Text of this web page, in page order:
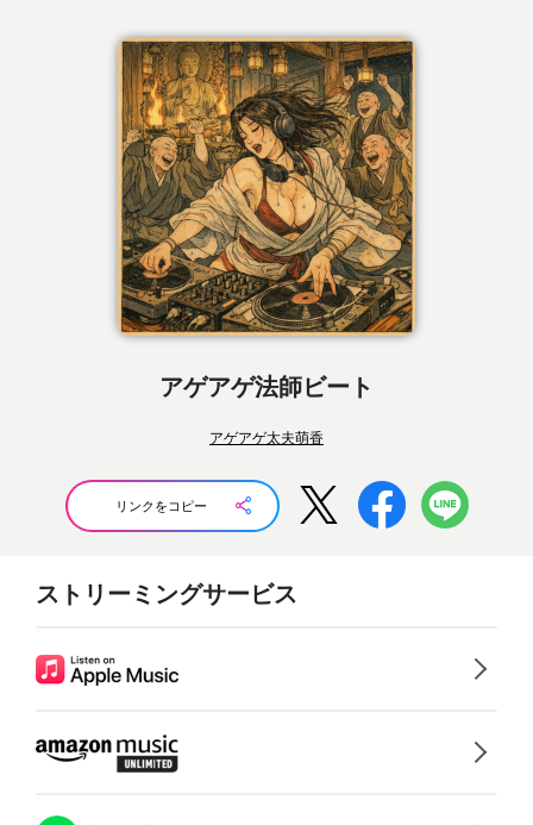
アゲアゲ法師ビート
アゲアゲ太夫萌香
リンクをコピー
ストリーミングサービス